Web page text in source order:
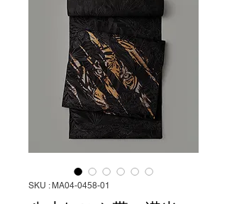
SKU : MA04-0458-01